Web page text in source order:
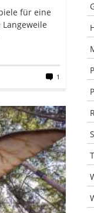
für eine
1